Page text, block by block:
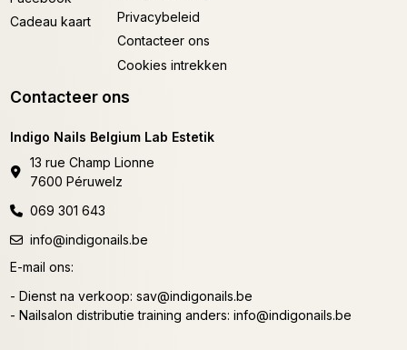
Cadeau kaart
Privacybeleid
Contacteer ons
Cookies intrekken
Contacteer ons
Indigo Nails Belgium Lab Estetik
13 rue Champ Lionne
7600 Péruwelz
069 301 643
info@indigonails.be
E-mail ons:
- Dienst na verkoop: sav@indigonails.be
- Nailsalon distributie training anders: info@indigonails.be